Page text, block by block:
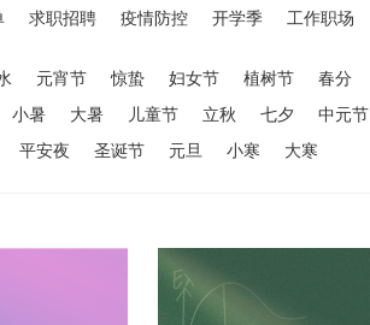
求职招聘 疫情防控 开学季 工作职场
元宵节 惊蛰 妇女节 植树节 春分
小暑 大暑 儿童节 立秋 七夕 中元节
平安夜 圣诞节 元旦 小寒 大寒